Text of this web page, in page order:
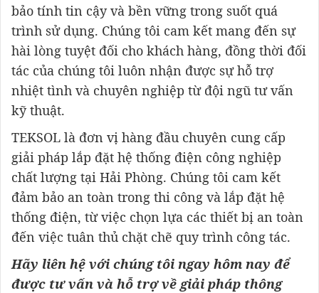
bảo tính tin cậy và bền vững trong suốt quá
trình sử dụng. Chúng tôi cam kết mang đến sự
hài lòng tuyệt đối cho khách hàng, đồng thời đối
tác của chúng tôi luôn nhận được sự hỗ trợ
nhiệt tình và chuyên nghiệp từ đội ngũ tư vấn
kỹ thuật.
TEKSOL là đơn vị hàng đầu chuyên cung cấp
giải pháp lắp đặt hệ thống điện công nghiệp
chất lượng tại Hải Phòng. Chúng tôi cam kết
đảm bảo an toàn trong thi công và lắp đặt hệ
thống điện, từ việc chọn lựa các thiết bị an toàn
đến việc tuân thủ chặt chẽ quy trình công tác.
Hãy liên hệ với chúng tôi ngay hôm nay để
được tư vấn và hỗ trợ về giải pháp thông